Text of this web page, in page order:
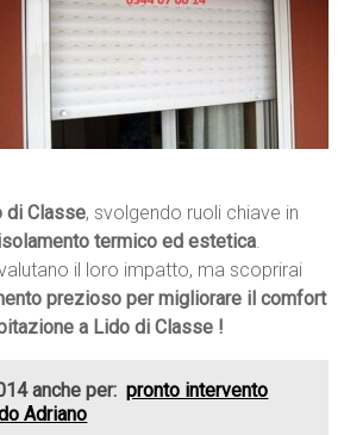
di Classe, svolgendo ruoli chiave in
termico ed estetica.
il loro impatto, ma scoprirai
prezioso per migliorare il comfort
a Lido di Classe !
anche per: pronto intervento
Adriano